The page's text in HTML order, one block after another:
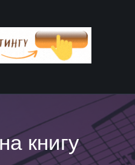
книгу